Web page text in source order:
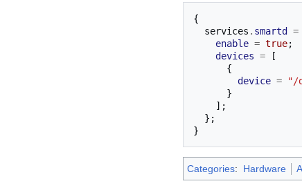
{
  services
. smartd =
enable = true;
devices =
[
{
device = "/
}
];
};
}
Categories: Hardware